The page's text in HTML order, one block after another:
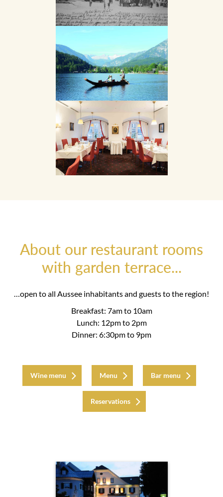
About our restaurant rooms
with garden terrace...
…open to all Aussee inhabitants and guests to the region!
Breakfast: 7am to 10am
Lunch: 12pm to 2pm
Dinner: 6:30pm to 9pm
Wine menu Menu Bar menu
Reservations